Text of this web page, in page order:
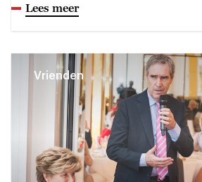
Lees meer
Vrienden